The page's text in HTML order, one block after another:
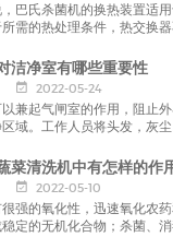
巴氏杀菌机的换热装置适
需的热处理条件，热交换
洁净室有哪些重要性
2022-05-24
兼起气闸室的作用，阻止
域。工作人员将头发，灰尘
菜清洗机中有怎样的作
2022-05-10
强的氧化性，迅速氧化农
定的无机化合物；杀菌、